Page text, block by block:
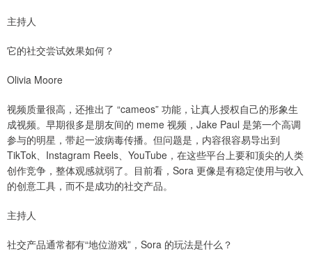
主持人
它的社交尝试效果如何？
Olivia Moore
视频质量很高，还推出了 “cameos” 功能，让真人授权自己的形象生
成视频。早期很多是朋友间的 meme 视频，Jake Paul 是第一个高调
参与的明星，带起一波病毒传播。但问题是，内容很容易导出到
TikTok、Instagram Reels、YouTube，在这些平台上要和顶尖的人类
创作竞争，整体观感就弱了。目前看，Sora 更像是有稳定使用与收入
的创意工具，而不是成功的社交产品。
主持人
社交产品通常都有“地位游戏”，Sora 的玩法是什么？